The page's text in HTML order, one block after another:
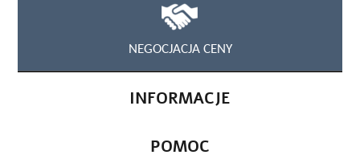
NEGOCJACJA CENY
INFORMACJE
POMOC